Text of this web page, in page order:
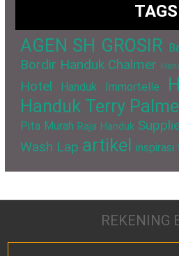
TAGS
AGEN SH GROSIR
Bordir Handuk Chalmer
Hotel
Handuk Immortelle
Handuk Terry
Pita Murah Raja Handuk
Wash Lap artikel inspirasi
REKENING